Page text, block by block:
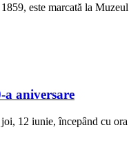
este marcată la Muzeul
aniversare
12 iunie, începând cu ora